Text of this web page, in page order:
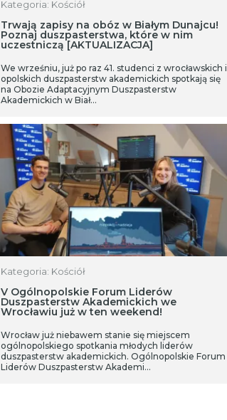
Kategoria: Kościół
Trwają zapisy na obóz w Białym Dunajcu!
Poznaj duszpasterstwa, które w nim
uczestniczą [AKTUALIZACJA]
We wrześniu, już po raz 41. studenci z wrocławskich i
opolskich duszpasterstw akademickich spotkają się
na Obozie Adaptacyjnym Duszpasterstw
Akademickich w Biał…
Kategoria: Kościół
V Ogólnopolskie Forum Liderów
Duszpasterstw Akademickich we
Wrocławiu już w ten weekend!
Wrocław już niebawem stanie się miejscem
ogólnopolskiego spotkania młodych liderów
duszpasterstw akademickich. Ogólnopolskie Forum
Liderów Duszpasterstw Akademi…